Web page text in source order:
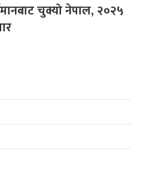
चुक्यो नेपाल, २०२५